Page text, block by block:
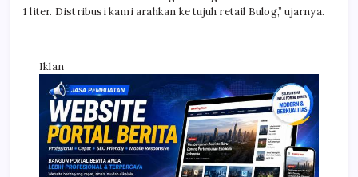
1 liter. Distribusi kami arahkan ke tujuh retail Bulog,” ujarnya.
Iklan